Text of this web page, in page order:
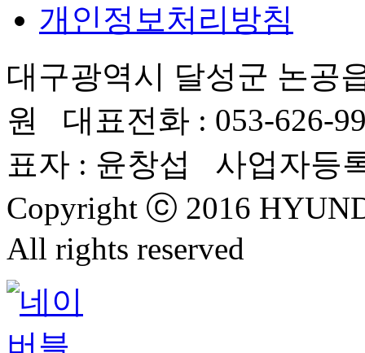
개인정보처리방침
대구광역시 달성군 논공
원 대표전화 : 053-626-
표자 : 윤창섭 사업자등
Copyright ⓒ 2016
All rights reserved